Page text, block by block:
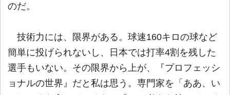
のだ。
技術力には、限界がある。球速160キロの球など
簡単に投げられないし、日本では打率4割を残した
選手もいない。その限界から上が、『プロフェッシ
ョナルの世界』だと私は思う。専門家を「ああ、い